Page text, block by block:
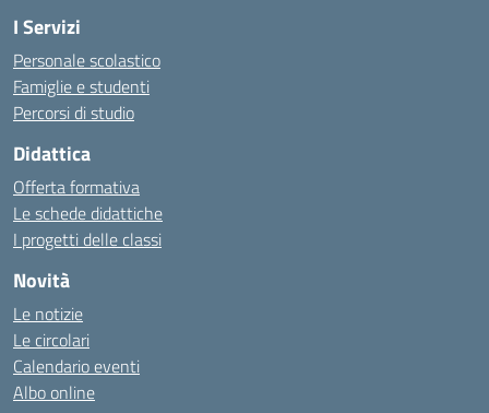
I Servizi
Personale scolastico
Famiglie e studenti
Percorsi di studio
Didattica
Offerta formativa
Le schede didattiche
I progetti delle classi
Novità
Le notizie
Le circolari
Calendario eventi
Albo online